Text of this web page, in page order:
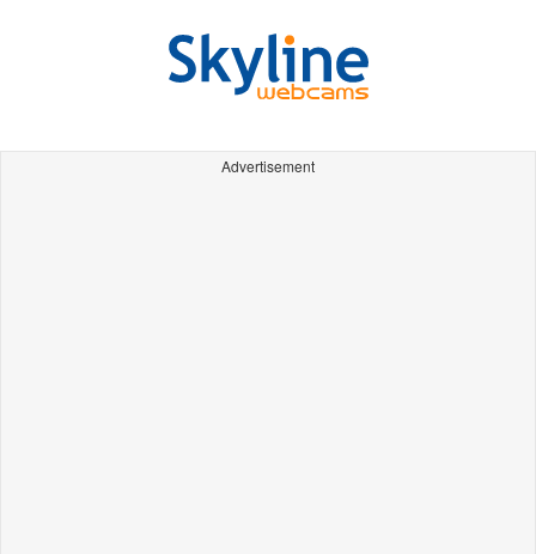
Advertisement